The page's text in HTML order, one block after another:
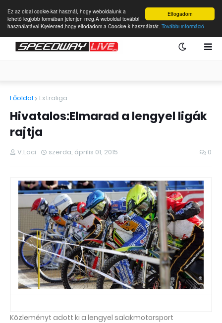
Elfogadom
Ez az oldal cookie-kat használ, hogy weboldalunk a
lehető legjobb formában jelenjen meg.A weboldal további
használatával Kijelented,hogy elfodadom a Coockie-k használatát. További információ
Főoldal Extraliga
Hivatalos:Elmarad a lengyel ligák
rajtja
V.Laci szerda, április 01, 2015 0
Közleményt adott ki a lengyel salakmotorsport